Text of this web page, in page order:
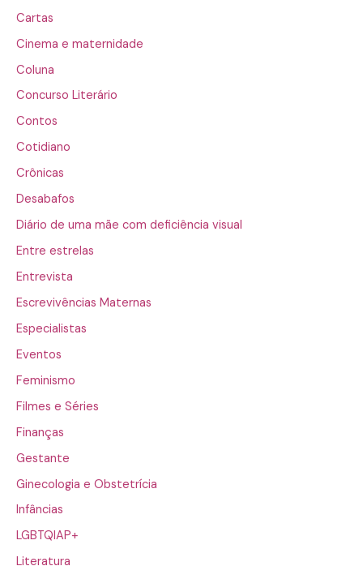
Cartas
Cinema e maternidade
Coluna
Concurso Literário
Contos
Cotidiano
Crônicas
Desabafos
Diário de uma mãe com deficiência visual
Entre estrelas
Entrevista
Escrevivências Maternas
Especialistas
Eventos
Feminismo
Filmes e Séries
Finanças
Gestante
Ginecologia e Obstetrícia
Infâncias
LGBTQIAP+
Literatura